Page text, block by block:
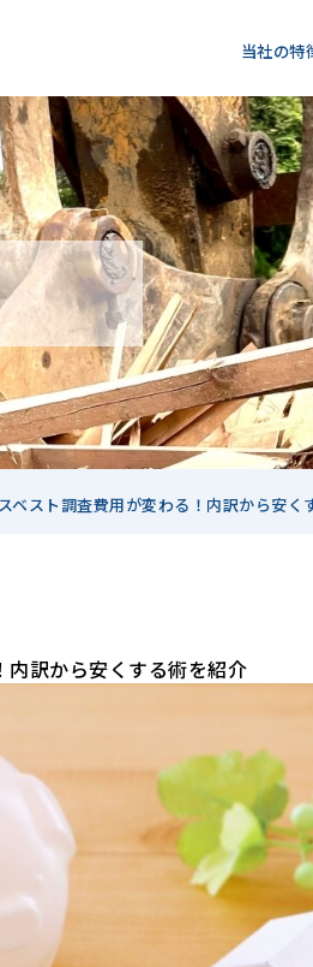
当社の特
ベスト調査費用が変わる！内訳から安く
訳から安くする術を紹介